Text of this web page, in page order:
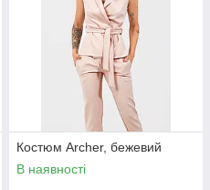
Костюм Archer, бежевий
В наявності